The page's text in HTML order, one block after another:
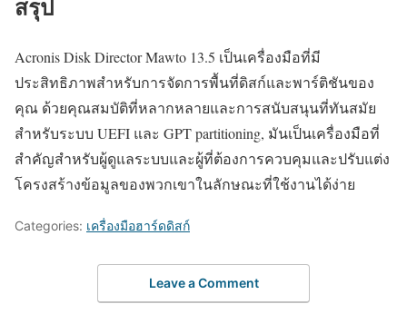
สรุป
Acronis Disk Director Mawto 13.5 เป็นเครื่องมือที่มี
ประสิทธิภาพสำหรับการจัดการพื้นที่ดิสก์และพาร์ติชันของ
คุณ ด้วยคุณสมบัติที่หลากหลายและการสนับสนุนที่ทันสมัย
สำหรับระบบ UEFI และ GPT partitioning, มันเป็นเครื่องมือที่
สำคัญสำหรับผู้ดูแลระบบและผู้ที่ต้องการควบคุมและปรับแต่ง
โครงสร้างข้อมูลของพวกเขาในลักษณะที่ใช้งานได้ง่าย
Categories: เครื่องมือฮาร์ดดิสก์
Leave a Comment